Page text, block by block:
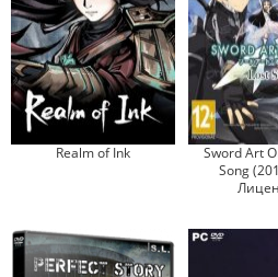
Realm of Ink
Sword Art
Song